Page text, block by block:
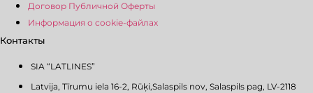
Договор Публичной Оферты
Информация о cookie-файлах
Контакты
SIA “LATLINES”
Latvija, Tīrumu iela 16-2, Rūķi,Salaspils nov, Salaspils pag, LV-2118